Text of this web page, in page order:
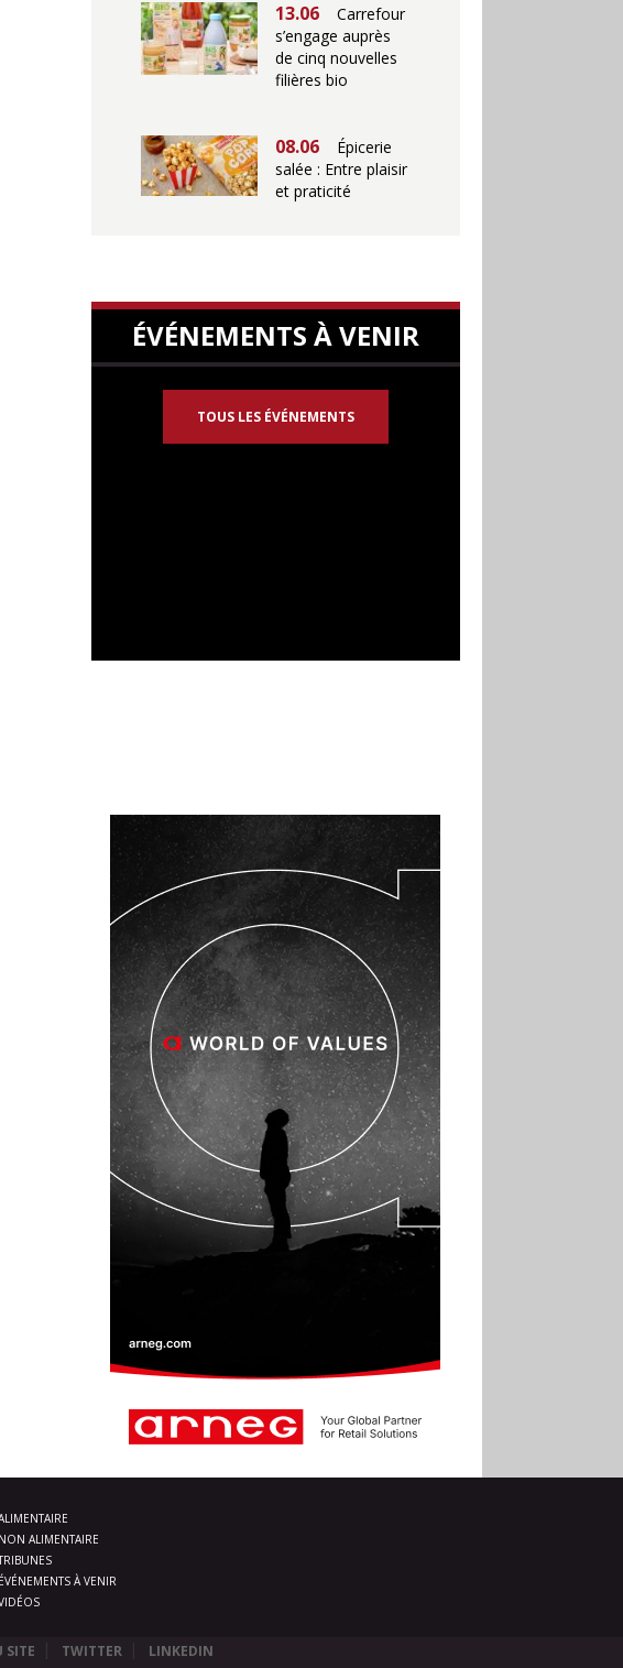
13.06
Carrefour
s’engage auprès
de cinq nouvelles
filières bio
08.06
Épicerie
salée : Entre plaisir
et praticité
ÉVÉNEMENTS À VENIR
TOUS LES ÉVÉNEMENTS
NON ALIMENTAIRE
ÉVÉNEMENTS À VENIR
SITE TWITTER LINKEDIN